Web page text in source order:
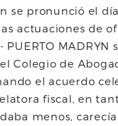
se pronunció el
actuaciones de
PUERTO MADRYN
Colegio de
el acuerdo
fiscal, en
menos,